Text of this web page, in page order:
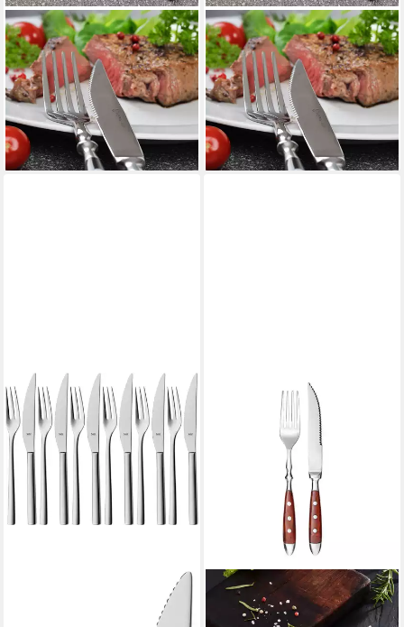
GRÄWE
Steakbesteck GRÄWE
Steak-/Pizzabesteck 12-tlg.,
Serie Nürnberg, SCHWARZ,
Edelstahl 18/0
39,90 €
lieferbar - in 2-3 Werktagen bei dir
GRÄWE
Steakbesteck GRÄWE
Steak-/Pizzabesteck 12-tlg.,
Serie Nürnberg, SCHWARZ,
Edelstahl 18/0
39,90 €
lieferbar - in 2-3 Werktagen bei dir